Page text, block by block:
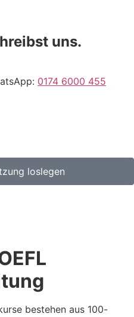
uns.
0174 6000 455
loslegen
bestehen aus 100-